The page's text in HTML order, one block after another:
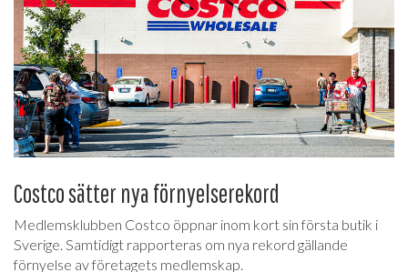
Costco sätter nya förnyelserekord
Medlemsklubben Costco öppnar inom kort sin första butik i
Sverige. Samtidigt rapporteras om nya rekord gällande
förnyelse av företagets medlemskap.